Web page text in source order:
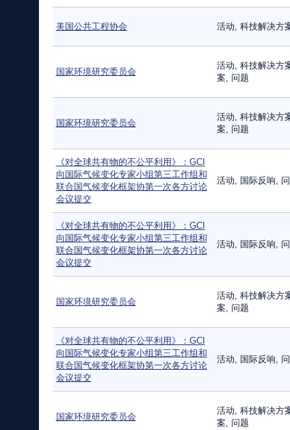
美国公共工程协会 活动, 科技解决方
国家环境研究委员会
活动, 科技解决方
案, 问题
国家环境研究委员会
活动, 科技解决方
案, 问题
《对全球共有物的不公平利用》：GCI
向国际气候变化专家小组第三工作组和
联合国气候变化框架协第一次各方讨论
会议提交
活动, 国际反响,
《对全球共有物的不公平利用》：GCI
向国际气候变化专家小组第三工作组和
联合国气候变化框架协第一次各方讨论
会议提交
活动, 国际反响,
国家环境研究委员会
活动, 科技解决方
案, 问题
《对全球共有物的不公平利用》：GCI
向国际气候变化专家小组第三工作组和
联合国气候变化框架协第一次各方讨论
会议提交
活动, 国际反响,
国家环境研究委员会
活动, 科技解决方
案, 问题